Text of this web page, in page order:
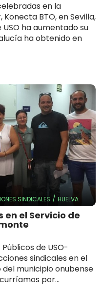
en la
BTO, en Sevilla,
ha aumentado su
ha obtenido en
SINDICALES / HUELVA
en el Servicio de
de USO-
sindicales en el
del municipio onubense
por...